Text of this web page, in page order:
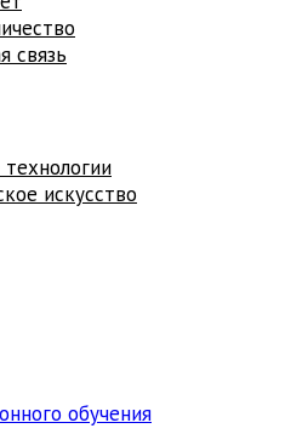
связь
искусство
обучения